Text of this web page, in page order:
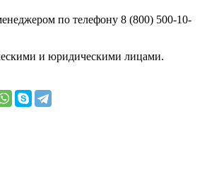
по телефону 8 (800) 500-10-
и юридическими лицами.